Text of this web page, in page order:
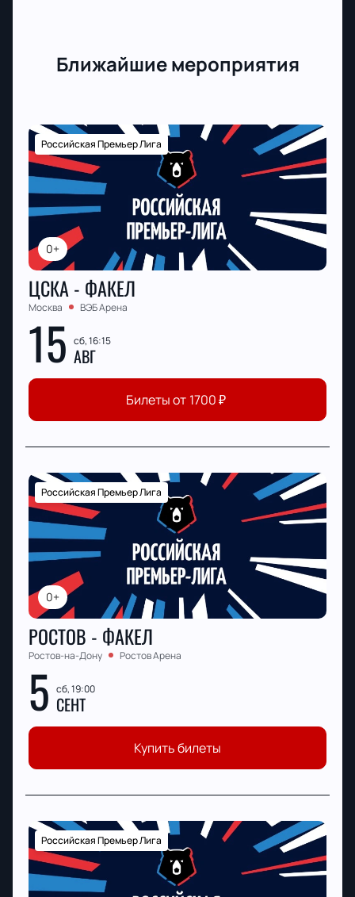
Ближайшие мероприятия
0+
Российская Премьер Лига
ЦСКА - ФАКЕЛ
Москва ВЭБ Арена
15 сб, 16:15
АВГ
Билеты от 1700₽
0+
Российская Премьер Лига
РОСТОВ - ФАКЕЛ
Ростов-на-Дону Ростов Арена
5 сб, 19:00
СЕНТ
Купить билеты
Российская Премьер Лига